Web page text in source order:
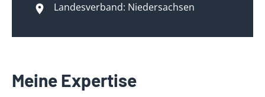
Landesverband: Niedersachsen
Meine Expertise